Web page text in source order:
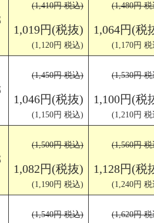
(1,410円 税込)
1,019円(税抜)
(1,120円 税込)
(1,480円
1,064円(税
(1,170円
(1,450円 税込)
1,046円(税抜)
(1,150円 税込)
(1,530円
1,100円(税
(1,210円
(1,500円 税込)
1,082円(税抜)
(1,190円 税込)
(1,560円
1,128円(税
(1,240円
(1,540円 税込) (1,620円